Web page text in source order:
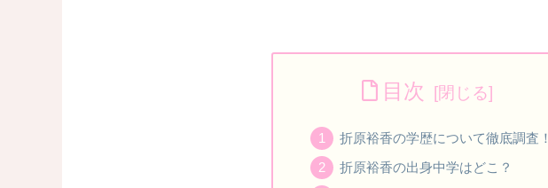
目次
折原裕香の学歴について徹底調査！
折原裕香の出身中学はどこ？